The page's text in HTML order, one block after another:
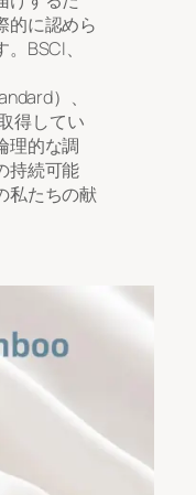
的に認めら
BSCI、
）、
得してい
理的な調
持続可能
私たちの献